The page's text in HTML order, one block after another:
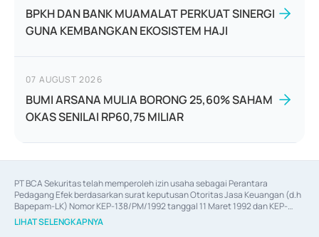
BPKH DAN BANK MUAMALAT PERKUAT SINERGI
GUNA KEMBANGKAN EKOSISTEM HAJI
07 AUGUST 2026
BUMI ARSANA MULIA BORONG 25,60% SAHAM
OKAS SENILAI RP60,75 MILIAR
PT BCA Sekuritas telah memperoleh izin usaha sebagai Perantara
Pedagang Efek berdasarkan surat keputusan Otoritas Jasa Keuangan (d.h
Bapepam-LK) Nomor KEP-138/PM/1992 tanggal 11 Maret 1992 dan KEP-
06/D.04/2014 tanggal 28 Februari 2014, izin usaha sebagai Penjamin Emisi
Efek berdasarkan surat keputusan Otoritas Jasa Keuangan Nomor KEP-
LIHAT SELENGKAPNYA